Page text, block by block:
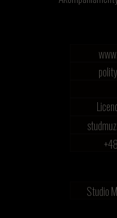
Studio